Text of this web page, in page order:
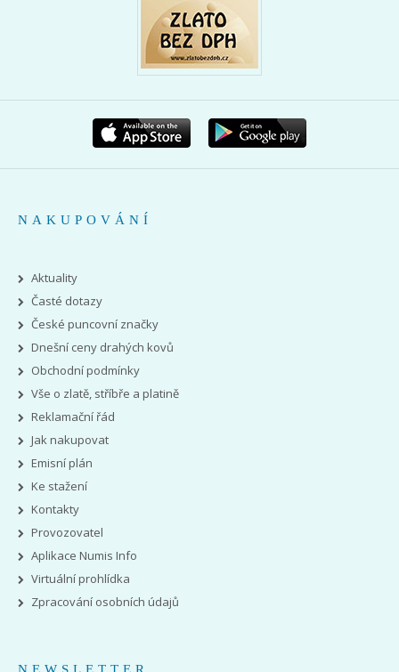
NAKUPOVÁNÍ
Aktuality
Časté dotazy
České puncovní značky
Dnešní ceny drahých kovů
Obchodní podmínky
Vše o zlatě, stříbře a platině
Reklamační řád
Jak nakupovat
Emisní plán
Ke stažení
Kontakty
Provozovatel
Aplikace Numis Info
Virtuální prohlídka
Zpracování osobních údajů